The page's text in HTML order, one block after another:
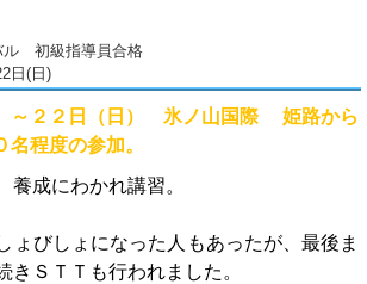
ル 初級指導員合格
日(日)
～２２日（日） 氷ノ山国際 姫路から
程度の参加。
養成にわかれ講習。
ょびしょになった人もあったが、最後ま
きＳＴＴも行われました。